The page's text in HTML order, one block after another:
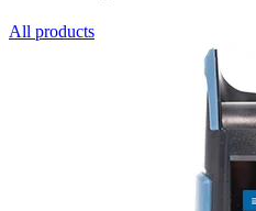
All products